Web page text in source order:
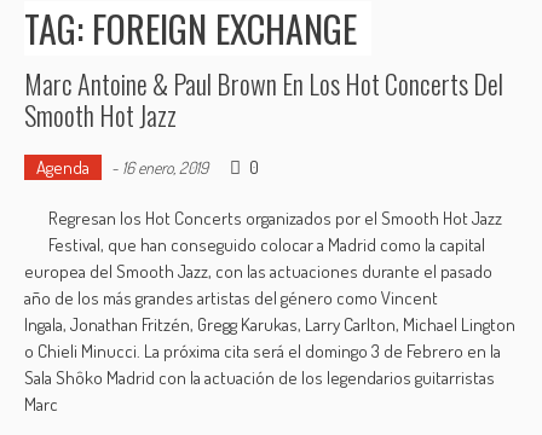
TAG: FOREIGN EXCHANGE
Marc Antoine & Paul Brown En Los Hot Concerts Del
Smooth Hot Jazz
Agenda - 16 enero, 2019 0
Regresan los Hot Concerts organizados por el Smooth Hot Jazz
Festival, que han conseguido colocar a Madrid como la capital
europea del Smooth Jazz, con las actuaciones durante el pasado
año de los más grandes artistas del género como Vincent
Ingala, Jonathan Fritzén, Gregg Karukas, Larry Carlton, Michael Lington
o Chieli Minucci. La próxima cita será el domingo 3 de Febrero en la
Sala Shôko Madrid con la actuación de los legendarios guitarristas
Marc